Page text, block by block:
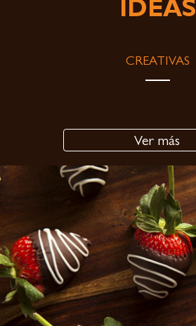
IDEAS
CREATIVAS
Ver más